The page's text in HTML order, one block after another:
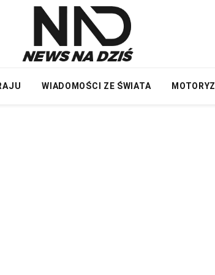
WIADOMOŚCI ZE ŚWIATA